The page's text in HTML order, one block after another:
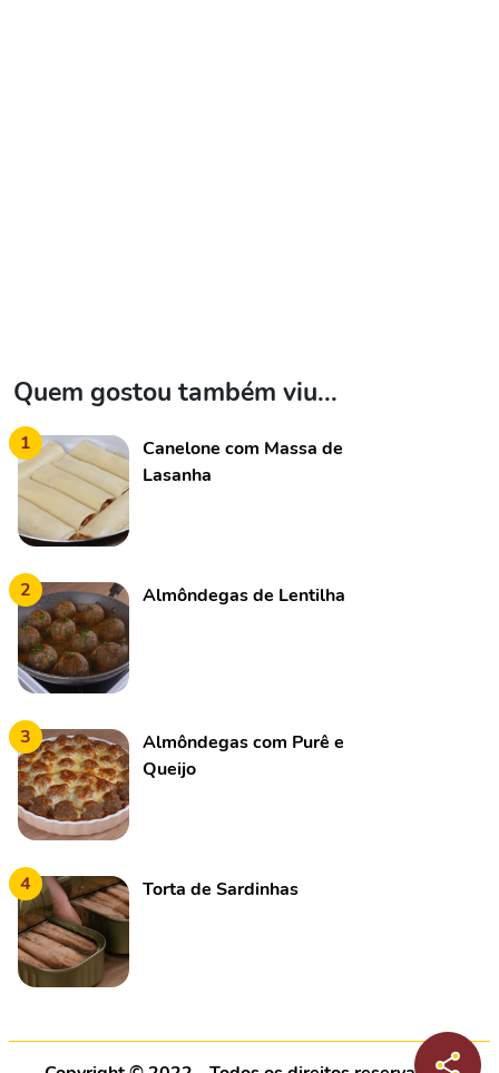
Quem gostou também viu...
1
Canelone com Massa de
Lasanha
2 Almôndegas de Lentilha
3
Almôndegas com Purê e
Queijo
4 Torta de Sardinhas